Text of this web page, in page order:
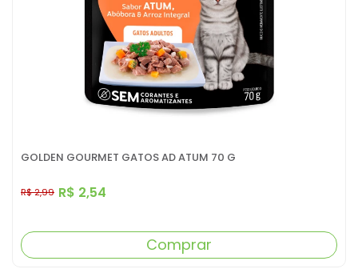
GOLDEN GOURMET GATOS AD ATUM 70 G
R$ 2,54
R$ 2,99
Comprar